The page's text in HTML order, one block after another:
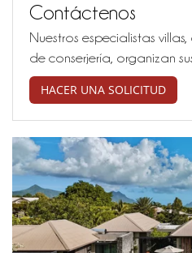
Contáctenos
Nuestros especialistas
de conserjería, organizan
HACER UNA SOLICITUD